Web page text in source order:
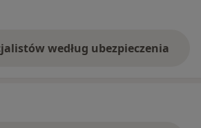
według ubezpieczenia